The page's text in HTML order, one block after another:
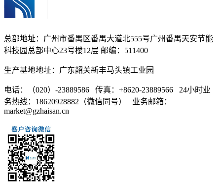
总部地址：广州市番禺区番禺大道北555号广州番禺天安节能
科技园总部中心23号楼12层 邮编：511400
生产基地地址：广东韶关新丰马头镇工业园
电话：（020）-23889586 传真：+8620-23889566 24小时业
务热线：18620928882（微信同号） 业务邮箱：
market@gzhaisan.cn